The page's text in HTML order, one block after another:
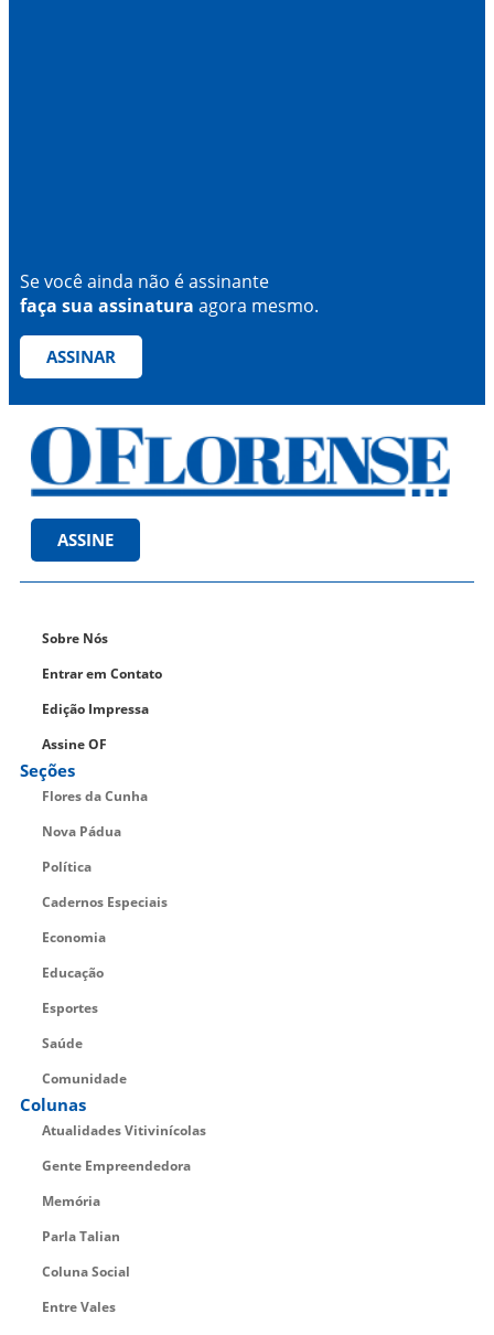
Se você ainda não é assinante
faça sua assinatura agora mesmo.
ASSINAR
ASSINE
Sobre Nós
Entrar em Contato
Edição Impressa
Assine OF
Seções
Flores da Cunha
Nova Pádua
Política
Cadernos Especiais
Economia
Educação
Esportes
Saúde
Comunidade
Colunas
Atualidades Vitivinícolas
Gente Empreendedora
Memória
Parla Talian
Coluna Social
Entre Vales